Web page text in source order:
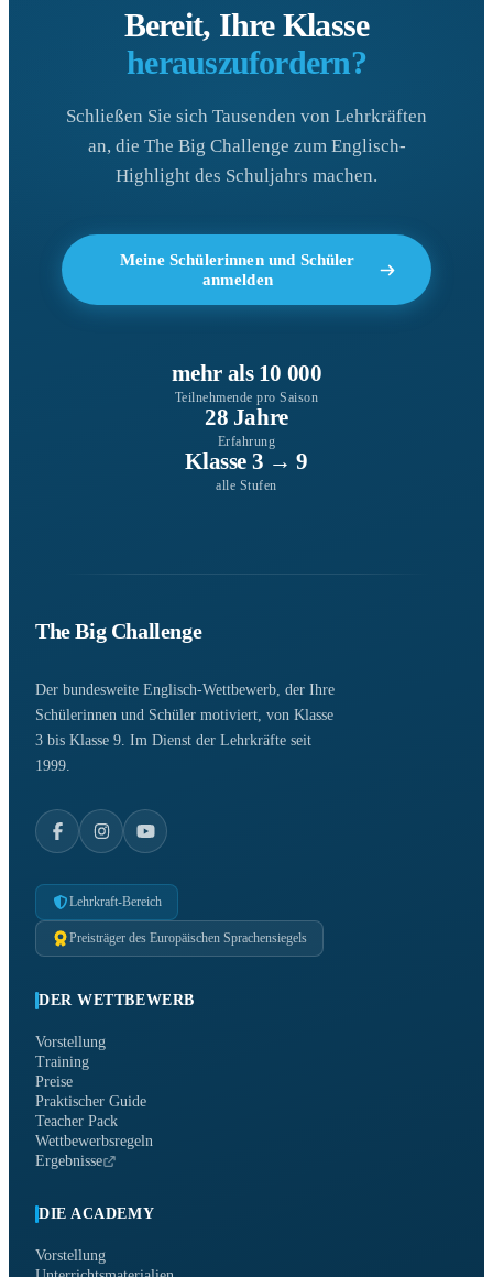
Bereit, Ihre Klasse
herauszufordern?
Schließen Sie sich Tausenden von Lehrkräften
an, die The Big Challenge zum Englisch-
Highlight des Schuljahrs machen.
Meine Schülerinnen und Schüler
anmelden
mehr als 10 000
Teilnehmende pro Saison
28 Jahre
Erfahrung
Klasse 3 → 9
alle Stufen
The Big Challenge
Der bundesweite Englisch-Wettbewerb, der Ihre
Schülerinnen und Schüler motiviert, von Klasse
3 bis Klasse 9. Im Dienst der Lehrkräfte seit
1999.
Lehrkraft-Bereich
Preisträger des Europäischen Sprachensiegels
DER WETTBEWERB
Vorstellung
Training
Preise
Praktischer Guide
Teacher Pack
Wettbewerbsregeln
Ergebnisse
DIE ACADEMY
Vorstellung